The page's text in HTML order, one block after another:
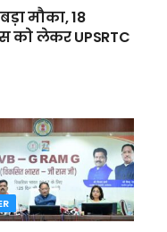
मौका, 18
लेकर UPSRTC